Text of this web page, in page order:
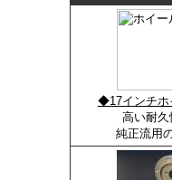
◆17インチホ
高い耐久
純正流用